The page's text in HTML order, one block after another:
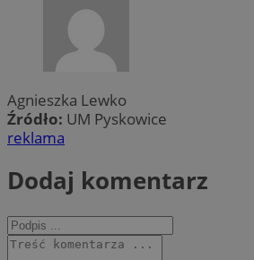
Agnieszka Lewko
Źródło: UM Pyskowice
reklama
Dodaj komentarz